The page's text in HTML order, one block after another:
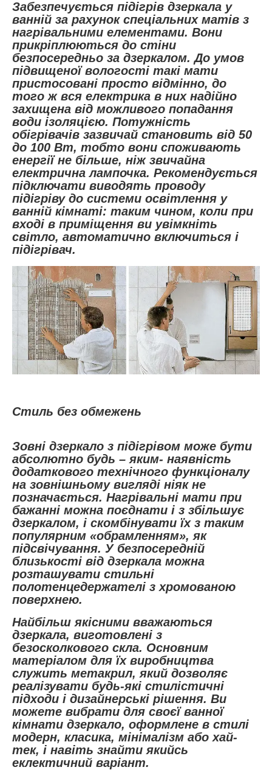
Забезпечується підігрів дзеркала у
ванній за рахунок спеціальних матів з
нагрівальними елементами. Вони
прикріплюються до стіни
безпосередньо за дзеркалом. До умов
підвищеної вологості такі мати
пристосовані просто відмінно, до
того ж вся електрика в них надійно
захищена від можливого попадання
води ізоляцією. Потужність
обігрівачів зазвичай становить від 50
до 100 Вт, тобто вони споживають
енергії не більше, ніж звичайна
електрична лампочка. Рекомендується
підключати виводять проводу
підігріву до системи освітлення у
ванній кімнаті: таким чином, коли при
вході в приміщення ви увімкніть
світло, автоматично включиться і
підігрівач.
Стиль без обмежень
Зовні дзеркало з підігрівом може бути
абсолютно будь – яким- наявність
додаткового технічного функціоналу
на зовнішньому вигляді ніяк не
позначається. Нагрівальні мати при
бажанні можна поєднати і з збільшує
дзеркалом, і скомбінувати їх з таким
популярним «обрамленням», як
підсвічування. У безпосередній
близькості від дзеркала можна
розташувати стильні
полотенцедержателі з хромованою
поверхнею.
Найбільш якісними вважаються
дзеркала, виготовлені з
безосколкового скла. Основним
матеріалом для їх виробництва
служить метакрил, який дозволяє
реалізувати будь-які стилістичні
підходи і дизайнерські рішення. Ви
можете вибрати для своєї ванної
кімнати дзеркало, оформлене в стилі
модерн, класика, мінімалізм або хай-
тек, і навіть знайти якийсь
еклектичний варіант.